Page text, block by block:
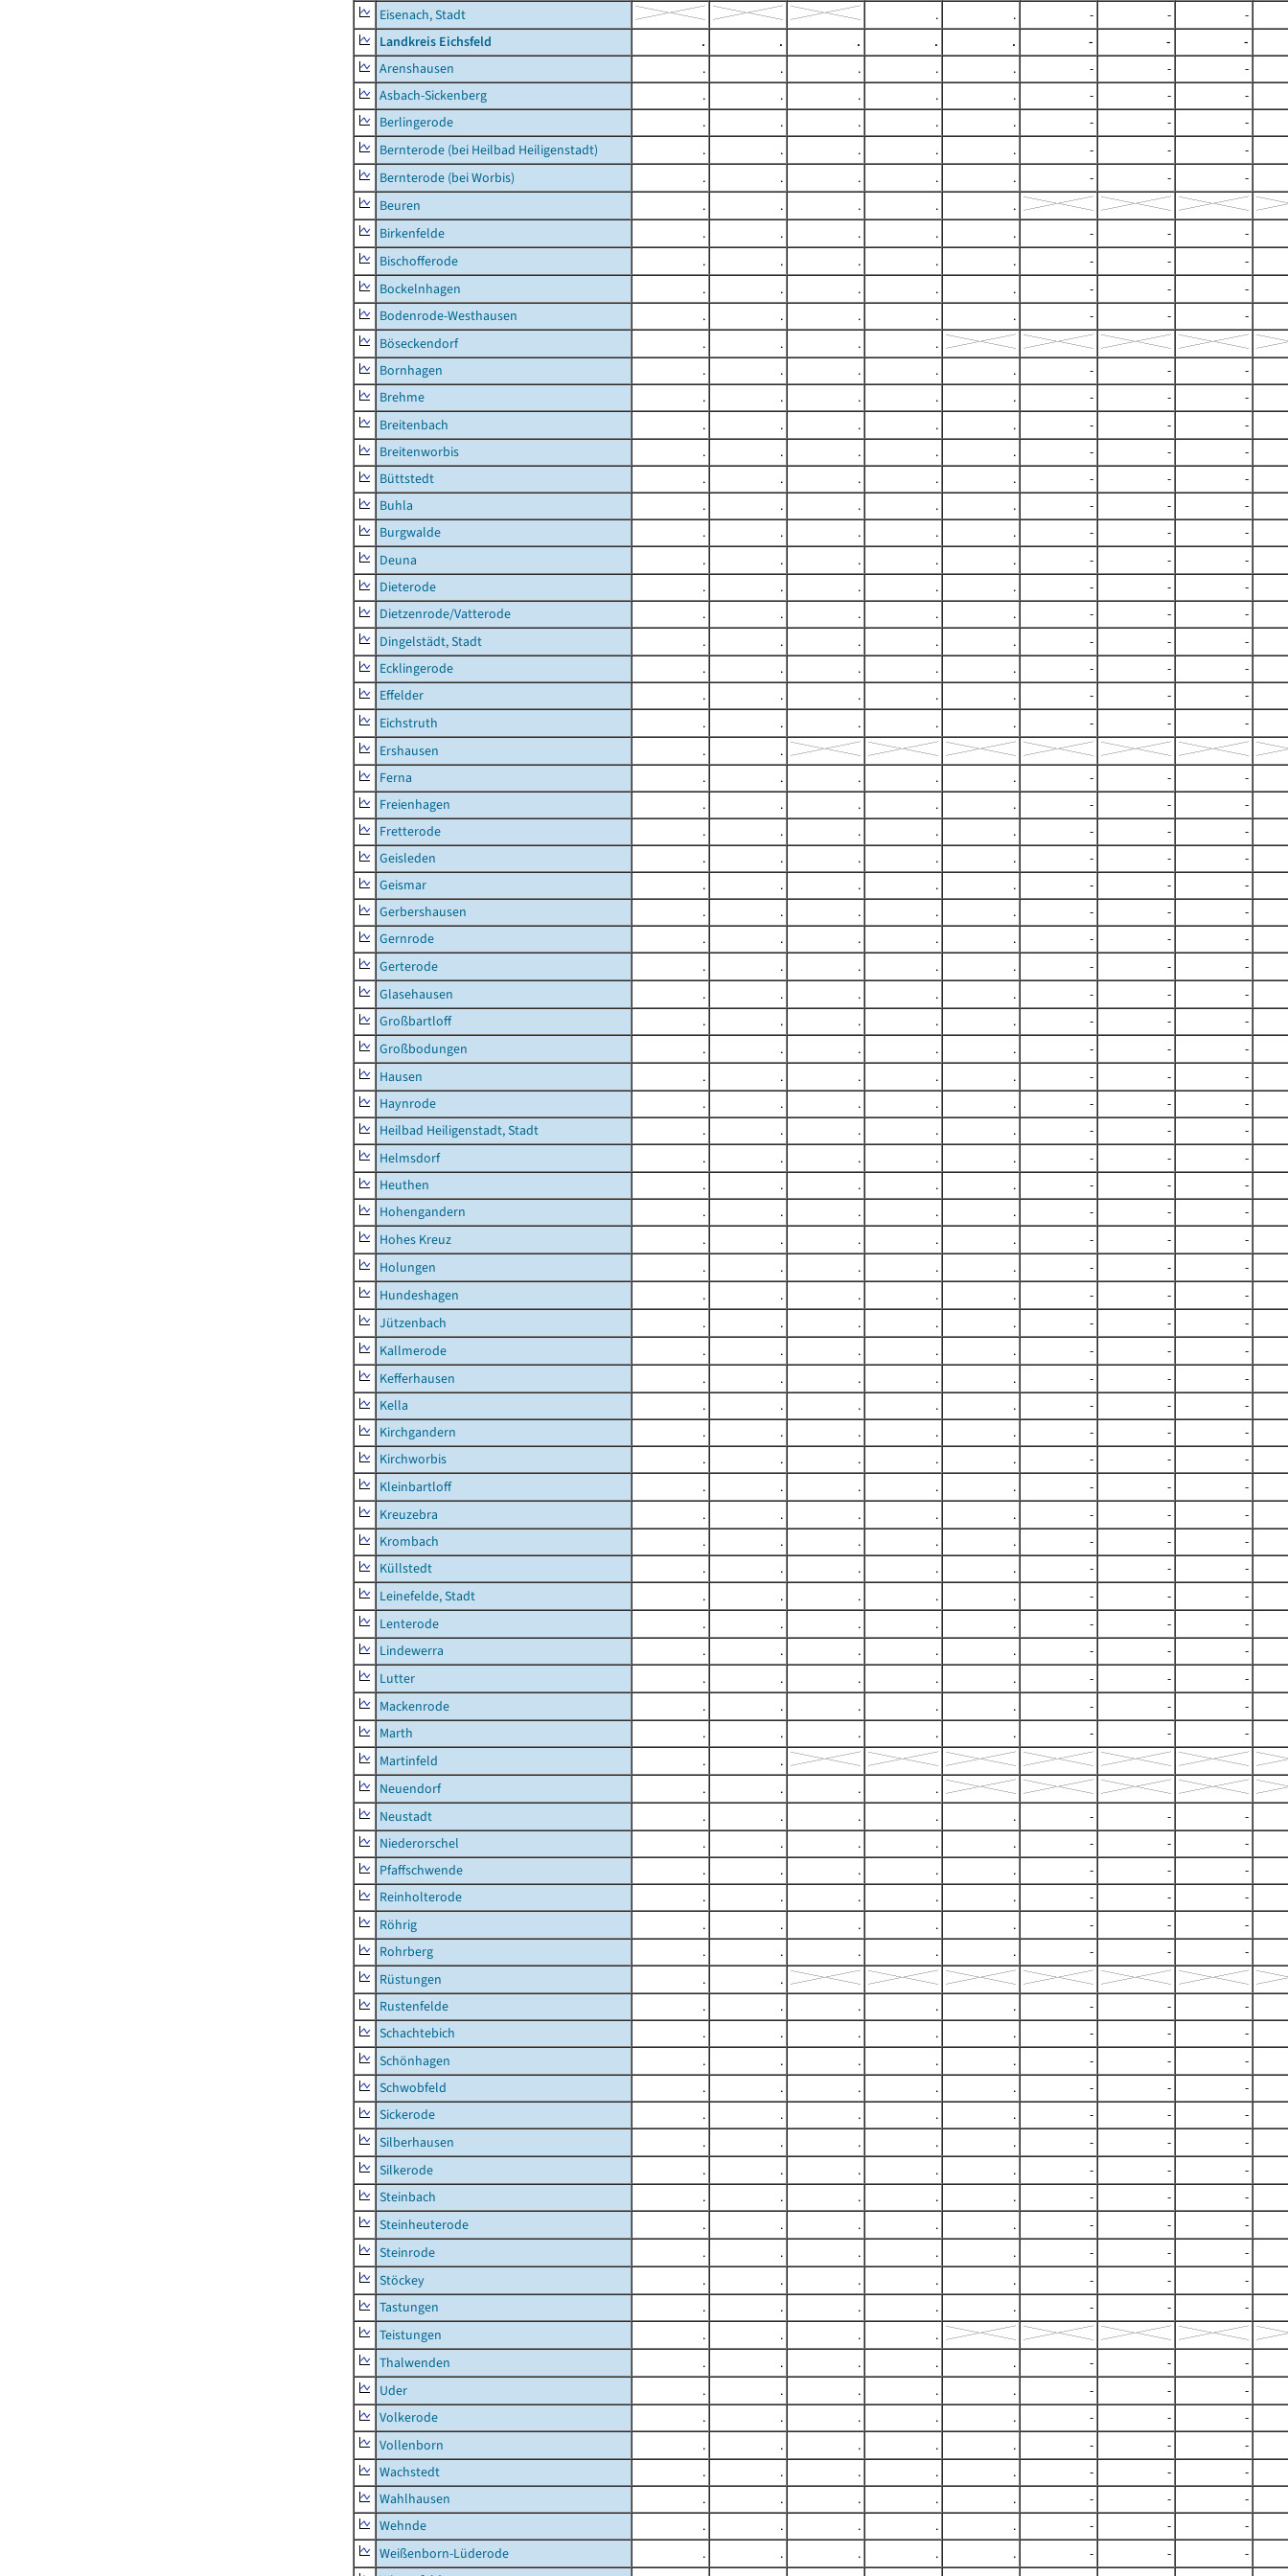
Eisenach, Stadt
. . - -
-
Landkreis Eichsfeld
. . . . . - -
-
Arenshausen
. . . . . - -
-
Asbach-Sickenberg
. . . . . - -
-
Berlingerode
. . . . . - -
-
Bernterode (bei Heilbad Heiligenstadt)
. . . . . - -
-
Bernterode (bei Worbis)
. . . . . - -
-
Beuren
. . . .
.
Birkenfelde
. . . . . - -
-
Bischofferode
. . . . . - -
-
Bockelnhagen
. . . . . - -
-
Bodenrode-Westhausen
. . . . . - -
-
Böseckendorf
. . .
.
Bornhagen
. . . . . - -
-
Brehme
. . . . . - -
-
Breitenbach
. . . . . - -
-
Breitenworbis
. . . . . - -
-
Büttstedt
. . . . . - -
-
Buhla
. . . . . - -
-
Burgwalde
. . . . . - -
-
Deuna
. . . . . - -
-
Dieterode
. . . . . - -
-
Dietzenrode/Vatterode
. . . . . - -
-
Dingelstädt, Stadt
. . . . . - -
-
Ecklingerode
. . . . . - -
-
Effelder
. . . . . - -
-
Eichstruth
. . . . . - -
-
Ershausen
.
.
Ferna
. . . . . - -
-
Freienhagen
. . . . . - -
-
Fretterode
. . . . . - -
-
Geisleden
. . . . . - -
-
Geismar
. . . . . - -
-
Gerbershausen
. . . . . - -
-
Gernrode
. . . . . - -
-
Gerterode
. . . . . - -
-
Glasehausen
. . . . . - -
-
Großbartloff
. . . . . - -
-
Großbodungen
. . . . . - -
-
Hausen
. . . . . - -
-
Haynrode
. . . . . - -
-
Heilbad Heiligenstadt, Stadt
. . . . . - -
-
Helmsdorf
. . . . . - -
-
Heuthen
. . . . . - -
-
Hohengandern
. . . . . - -
-
Hohes Kreuz
. . . . . - -
-
Holungen
. . . . . - -
-
Hundeshagen
. . . . . - -
-
Jützenbach
. . . . . - -
-
Kallmerode
. . . . . - -
-
Kefferhausen
. . . . . - -
-
Kella
. . . . . - -
-
Kirchgandern
. . . . . - -
-
Kirchworbis
. . . . . - -
-
Kleinbartloff
. . . . . - -
-
Kreuzebra
. . . . . - -
-
Krombach
. . . . . - -
-
Küllstedt
. . . . . - -
-
Leinefelde, Stadt
. . . . . - -
-
Lenterode
. . . . . - -
-
Lindewerra
. . . . . - -
-
Lutter
. . . . . - -
-
Mackenrode
. . . . . - -
-
Marth
. . . . . - -
-
Martinfeld
.
.
Neuendorf
. . .
.
Neustadt
. . . . . - -
-
Niederorschel
. . . . . - -
-
Pfaffschwende
. . . . . - -
-
Reinholterode
. . . . . - -
-
Röhrig
. . . . . - -
-
Rohrberg
. . . . . - -
-
Rüstungen
.
.
Rustenfelde
. . . . . - -
-
Schachtebich
. . . . . - -
-
Schönhagen
. . . . . - -
-
Schwobfeld
. . . . . - -
-
Sickerode
. . . . . - -
-
Silberhausen
. . . . . - -
-
Silkerode
. . . . . - -
-
Steinbach
. . . . . - -
-
Steinheuterode
. . . . . - -
-
Steinrode
. . . . . - -
-
Stöckey
. . . . . - -
-
Tastungen
. . . . . - -
-
Teistungen
. . .
.
Thalwenden
. . . . . - -
-
Uder
. . . . . - -
-
Volkerode
. . . . . - -
-
Vollenborn
. . . . . - -
-
Wachstedt
. . . . . - -
-
Wahlhausen
. . . . . - -
-
Wehnde
. . . . . - -
-
Weißenborn-Lüderode
. . . . . - -
-